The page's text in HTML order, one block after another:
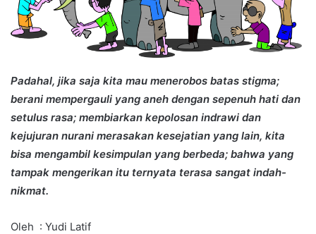
Padahal, jika saja kita mau menerobos batas stigma;
berani mempergauli yang aneh dengan sepenuh hati dan
setulus rasa; membiarkan kepolosan indrawi dan
kejujuran nurani merasakan kesejatian yang lain, kita
bisa mengambil kesimpulan yang berbeda; bahwa yang
tampak mengerikan itu ternyata terasa sangat indah-
nikmat.
Oleh : Yudi Latif